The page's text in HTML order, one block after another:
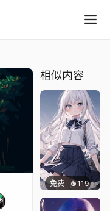
相似内容
免费 119S37